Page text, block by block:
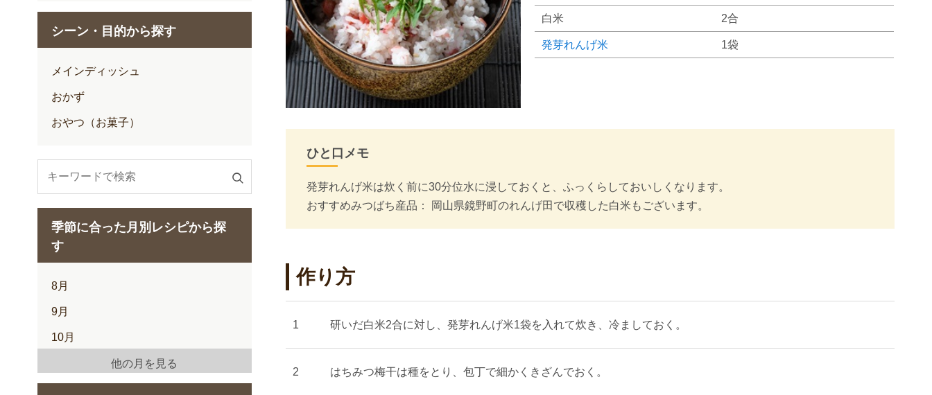
白米 2合
発芽れんげ米 1袋
ひと口メモ
発芽れんげ米は炊く前に30分位水に浸しておくと、ふっくらしておいしくなります。
おすすめみつばち産品： 岡山県鏡野町のれんげ田で収穫した白米もございます。
作り方
研いだ白米2合に対し、発芽れんげ米1袋を入れて炊き、冷ましておく。
はちみつ梅干は種をとり、包丁で細かくきざんでおく。
シーン・目的から探す
メインディッシュ
おかず
おやつ（お菓子）
索
季節に合った月別レシピから探
す
8月
9月
10月
他の月を見る